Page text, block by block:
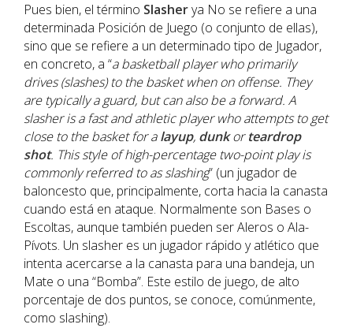
Pues bien, el término Slasherya No se refiere a una
determinada Posición de Juego (o conjunto de ellas),
sino que se refiere a un determinado tipo de Jugador,
en concreto, a “a basketball player who primarily
drives (slashes) to the basket when on offense. They
are typically a guard, but can also be a forward. A
slasher is a fast and athletic player who attempts to get
close to the basket for alayup, dunkorteardrop
shot. This style of high-percentage two-point play is
commonly referred to as slashing” (un jugador de
baloncesto que, principalmente, corta hacia la canasta
cuando está en ataque. Normalmente son Bases o
Escoltas, aunque también pueden ser Aleros o Ala-
Pívots. Un slasher es un jugador rápido y atlético que
intenta acercarse a la canasta para una bandeja, un
Mate o una “Bomba”. Este estilo de juego, de alto
porcentaje de dos puntos, se conoce, comúnmente,
como slashing).